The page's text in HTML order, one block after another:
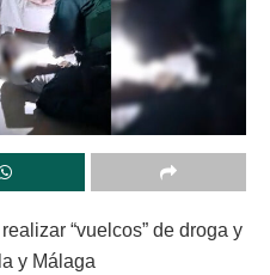
“vuelcos” de droga y
y Málaga